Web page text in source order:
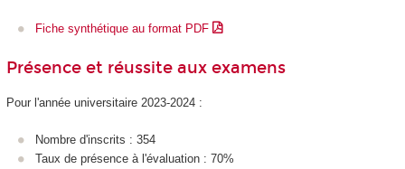
Fiche synthétique au format PDF
Présence et réussite aux examens
Pour l'année universitaire 2023-2024 :
Nombre d'inscrits : 354
Taux de présence à l'évaluation : 70%